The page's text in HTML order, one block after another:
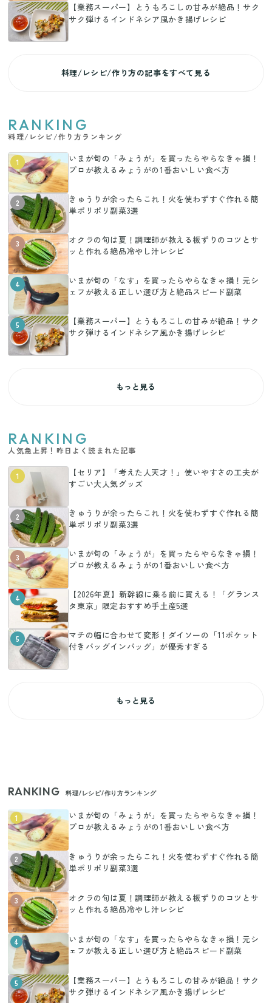
【業務スーパー】とうもろこしの甘みが絶品！サク
サク弾けるインドネシア風かき揚げレシピ
料理/レシピ/作り方の記事をすべて見る
RANKING
料理/レシピ/作り方ランキング
1
いまが旬の「みょうが」を買ったらやらなきゃ損！
プロが教えるみょうがの1番おいしい食べ方
2
きゅうりが余ったらこれ！火を使わずすぐ作れる簡
単ポリポリ副菜3選
3
オクラの旬は夏！調理師が教える板ずりのコツとサ
ッと作れる絶品冷やし汁レシピ
4
いまが旬の「なす」を買ったらやらなきゃ損！元シ
ェフが教える正しい選び方と絶品スピード副菜
5
【業務スーパー】とうもろこしの甘みが絶品！サク
サク弾けるインドネシア風かき揚げレシピ
もっと見る
RANKING
人気急上昇！昨日よく読まれた記事
1
【セリア】「考えた人天才！」使いやすさの工夫が
すごい大人気グッズ
2
きゅうりが余ったらこれ！火を使わずすぐ作れる簡
単ポリポリ副菜3選
3
いまが旬の「みょうが」を買ったらやらなきゃ損！
プロが教えるみょうがの1番おいしい食べ方
4
【2026年夏】新幹線に乗る前に買える！「グランス
タ東京」限定おすすめ手土産5選
5
マチの幅に合わせて変形！ダイソーの「11ポケット
付きバッグインバッグ」が優秀すぎる
もっと見る
RANKING 料理/レシピ/作り方ランキング
1
いまが旬の「みょうが」を買ったらやらなきゃ損！
プロが教えるみょうがの1番おいしい食べ方
2
きゅうりが余ったらこれ！火を使わずすぐ作れる簡
単ポリポリ副菜3選
3
オクラの旬は夏！調理師が教える板ずりのコツとサ
ッと作れる絶品冷やし汁レシピ
4
いまが旬の「なす」を買ったらやらなきゃ損！元シ
ェフが教える正しい選び方と絶品スピード副菜
5
【業務スーパー】とうもろこしの甘みが絶品！サク
サク弾けるインドネシア風かき揚げレシピ